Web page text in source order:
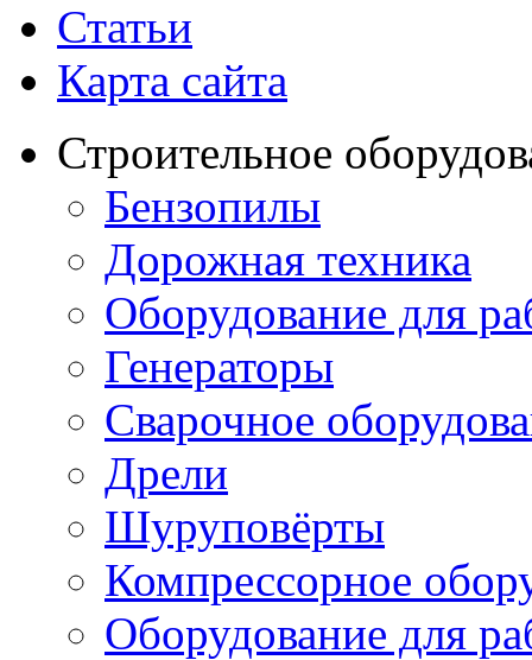
Статьи
Карта сайта
Строительное
Бензопилы
Дорожная техника
Оборудование для
Генераторы
Сварочное
Дрели
Шуруповёрты
Компрессорное
Оборудование для